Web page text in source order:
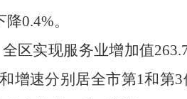
降0.4%。
全区实现服务业增加值
和增速分别居全市第1和第3